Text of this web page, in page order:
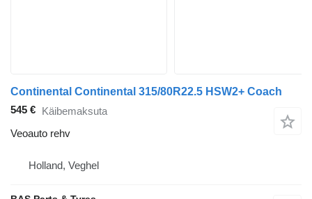
Continental Continental 315/80R22.5 HSW2+ Coach
545 € Käibemaksuta
Veoauto rehv
Holland, Veghel